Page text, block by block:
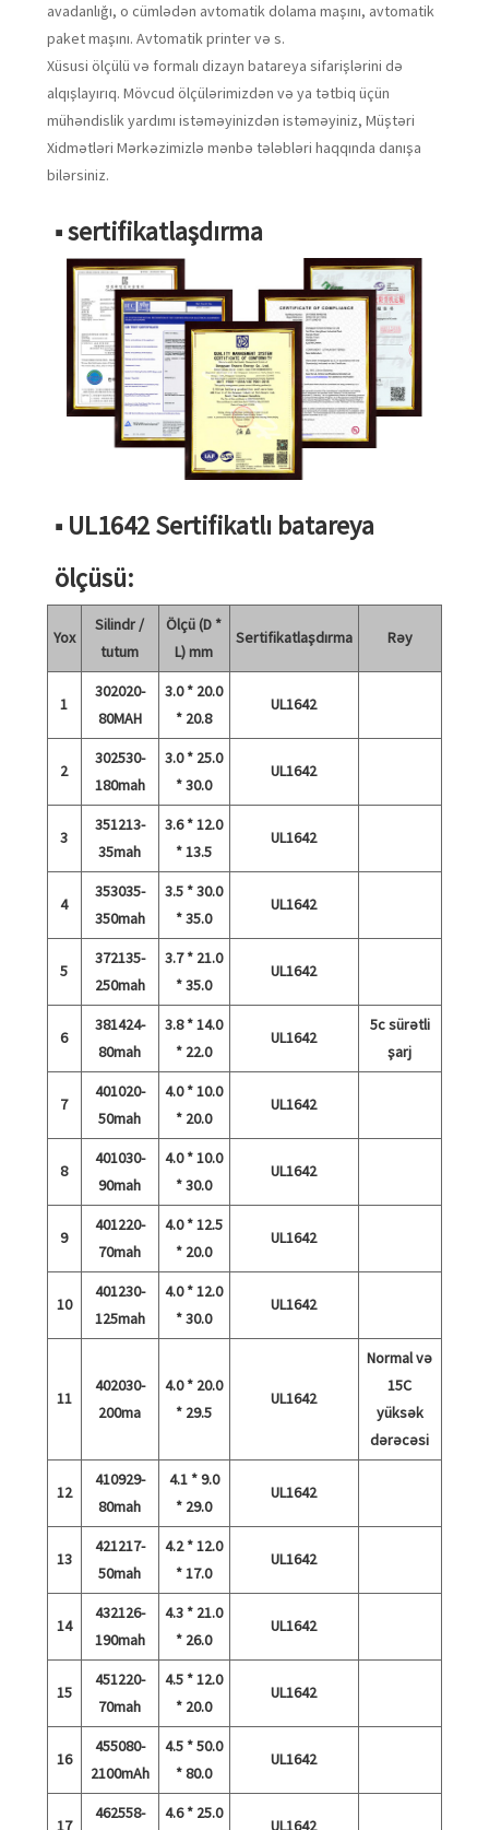
avadanlığı, o cümlədən avtomatik dolama maşını, avtomatik
paket maşını. Avtomatik printer və s.
Xüsusi ölçülü və formalı dizayn batareya sifarişlərini də
alqışlayırıq. Mövcud ölçülərimizdən və ya tətbiq üçün
mühəndislik yardımı istəməyinizdən istəməyiniz, Müştəri
Xidmətləri Mərkəzimizlə mənbə tələbləri haqqında danışa
bilərsiniz.
■ sertifikatlaşdırma
■ UL1642 Sertifikatlı batareya
ölçüsü:
Yox
Silindr /
tutum
Ölçü (D *
L) mm
Sertifikatlaşdırma Rəy
1
302020-
80MAH
3.0 * 20.0
* 20.8
UL1642
2
302530-
180mah
3.0 * 25.0
* 30.0
UL1642
3
351213-
35mah
3.6 * 12.0
* 13.5
UL1642
4
353035-
350mah
3.5 * 30.0
* 35.0
UL1642
5
372135-
250mah
3.7 * 21.0
* 35.0
UL1642
6
381424-
80mah
3.8 * 14.0
* 22.0
UL1642
5c sürətli
şarj
7
401020-
50mah
4.0 * 10.0
* 20.0
UL1642
8
401030-
90mah
4.0 * 10.0
* 30.0
UL1642
9
401220-
70mah
4.0 * 12.5
* 20.0
UL1642
10
401230-
125mah
4.0 * 12.0
* 30.0
UL1642
11
402030-
200ma
4.0 * 20.0
* 29.5
UL1642
Normal və
15C
yüksək
dərəcəsi
12
410929-
80mah
4.1 * 9.0
* 29.0
UL1642
13
421217-
50mah
4.2 * 12.0
* 17.0
UL1642
14
432126-
190mah
4.3 * 21.0
* 26.0
UL1642
15
451220-
70mah
4.5 * 12.0
* 20.0
UL1642
16
455080-
2100mAh
4.5 * 50.0
* 80.0
UL1642
17
462558-
4.6 * 25.0
UL1642